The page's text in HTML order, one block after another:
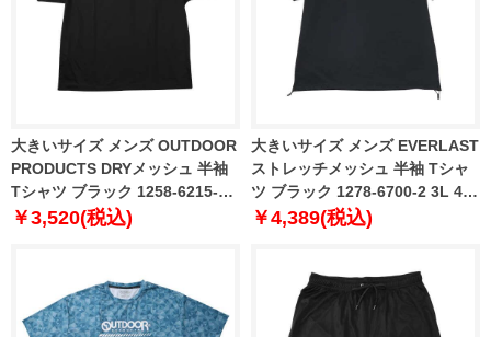
大きいサイズ メンズ OUTDOOR
PRODUCTS DRYメッシュ 半袖
Tシャツ ブラック 1258-6215-2
3L 4L 5L 6L 7L 8L
￥3,520(税込)
大きいサイズ メンズ EVERLAST
ストレッチメッシュ 半袖 Tシャ
ツ ブラック 1278-6700-2 3L 4L
5L 6L
￥4,389(税込)